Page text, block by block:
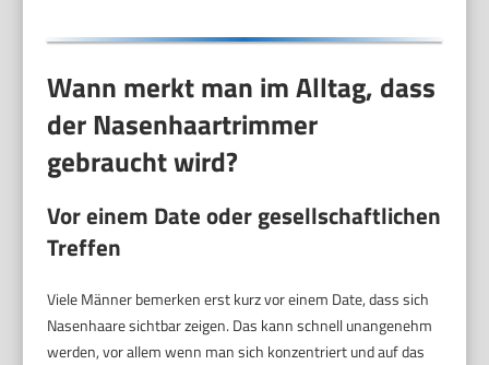
Wann merkt man im Alltag, dass
der Nasenhaartrimmer
gebraucht wird?
Vor einem Date oder gesellschaftlichen
Treffen
Viele Männer bemerken erst kurz vor einem Date, dass sich
Nasenhaare sichtbar zeigen. Das kann schnell unangenehm
werden, vor allem wenn man sich konzentriert und auf das